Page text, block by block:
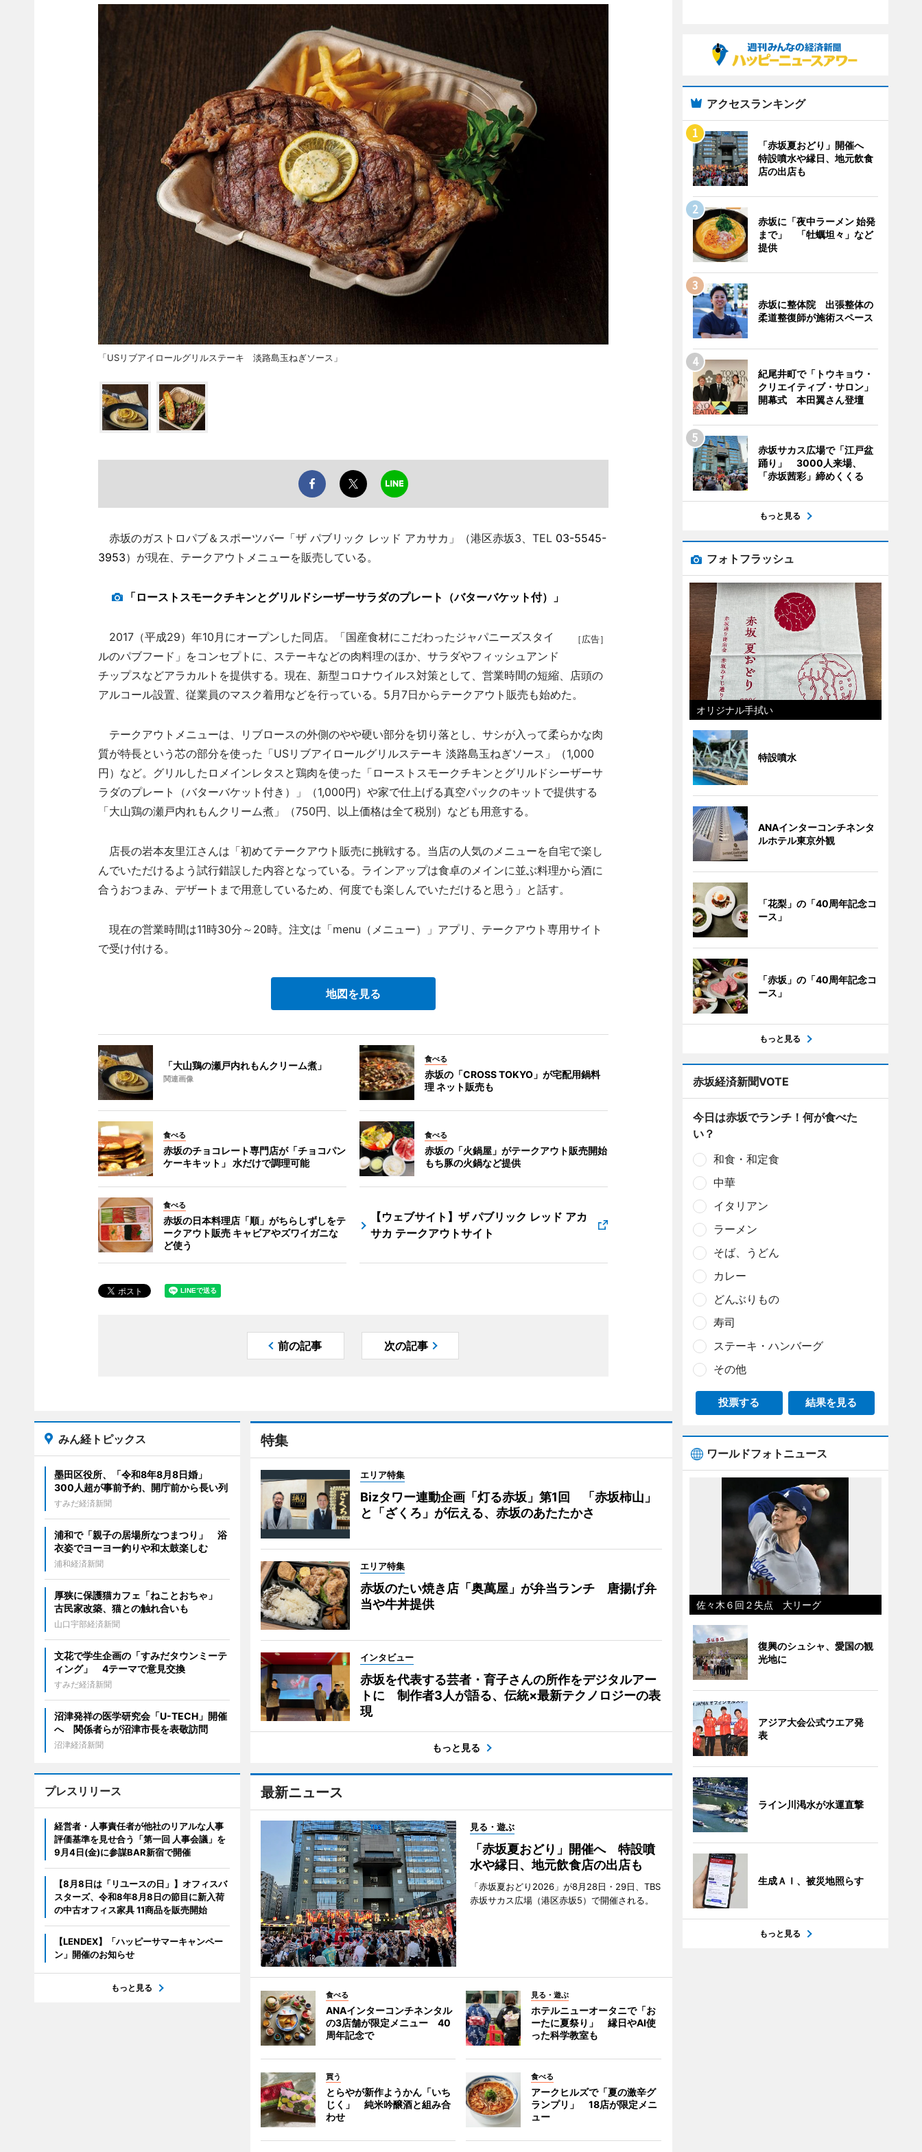
「USリブアイロールグリルステーキ 淡路島玉ねぎソース」
赤坂のガストロパブ＆スポーツバー「ザ パブリック レッド アカサカ」（港区赤坂3、TEL 03-5545-
3953）が現在、テークアウトメニューを販売している。
「ローストスモークチキンとグリルドシーザーサラダのプレート（バターバケット付）」
［広告］
2017（平成29）年10月にオープンした同店。「国産食材にこだわったジャパニーズスタイ
ルのパブフード」をコンセプトに、ステーキなどの肉料理のほか、サラダやフィッシュアンド
チップスなどアラカルトを提供する。現在、新型コロナウイルス対策として、営業時間の短縮、店頭の
アルコール設置、従業員のマスク着用などを行っている。5月7日からテークアウト販売も始めた。
テークアウトメニューは、リブロースの外側のやや硬い部分を切り落とし、サシが入って柔らかな肉
質が特長という芯の部分を使った「USリブアイロールグリルステーキ 淡路島玉ねぎソース」（1,000
円）など。グリルしたロメインレタスと鶏肉を使った「ローストスモークチキンとグリルドシーザーサ
ラダのプレート（バターバケット付き）」（1,000円）や家で仕上げる真空パックのキットで提供する
「大山鶏の瀬戸内れもんクリーム煮」（750円、以上価格は全て税別）なども用意する。
店長の岩本友里江さんは「初めてテークアウト販売に挑戦する。当店の人気のメニューを自宅で楽し
んでいただけるよう試行錯誤した内容となっている。ラインアップは食卓のメインに並ぶ料理から酒に
合うおつまみ、デザートまで用意しているため、何度でも楽しんでいただけると思う」と話す。
現在の営業時間は11時30分～20時。注文は「menu（メニュー）」アプリ、テークアウト専用サイト
で受け付ける。
地図を見る
「大山鶏の瀬戸内れもんクリーム煮」
関連画像
食べる
赤坂の「CROSS TOKYO」が宅配用鍋料
理 ネット販売も
食べる
赤坂のチョコレート専門店が「チョコパン
ケーキキット」 水だけで調理可能
食べる
赤坂の「火鍋屋」がテークアウト販売開始
もち豚の火鍋など提供
食べる
赤坂の日本料理店「順」がちらしずしをテ
ークアウト販売 キャビアやズワイガニな
ど使う
【ウェブサイト】ザ パブリック レッド アカ
サカ テークアウトサイト
前の記事 次の記事
特集
エリア特集
Bizタワー連動企画「灯る赤坂」第1回 「赤坂柿山」
と「ざくろ」が伝える、赤坂のあたたかさ
エリア特集
赤坂のたい焼き店「奥萬屋」が弁当ランチ 唐揚げ弁
当や牛丼提供
インタビュー
赤坂を代表する芸者・育子さんの所作をデジタルアー
トに 制作者3人が語る、伝統×最新テクノロジーの表
現
もっと見る
最新ニュース
見る・遊ぶ
「赤坂夏おどり」開催へ 特設噴
水や縁日、地元飲食店の出店も
「赤坂夏おどり2026」が8月28日・29日、TBS
赤坂サカス広場（港区赤坂5）で開催される。
食べる
ANAインターコンチネンタル
の3店舗が限定メニュー 40
周年記念で
見る・遊ぶ
ホテルニューオータニで「お
ーたに夏祭り」 縁日やAI使
った科学教室も
買う
とらやが新作ようかん「いち
じく」 純米吟醸酒と組み合
わせ
食べる
アークヒルズで「夏の激辛グ
ランプリ」 18店が限定メニ
ュー
みん経トピックス
墨田区役所、「令和8年8月8日婚」
300人超が事前予約、開庁前から長い列
すみだ経済新聞
浦和で「親子の居場所なつまつり」 浴
衣姿でヨーヨー釣りや和太鼓楽しむ
浦和経済新聞
厚狭に保護猫カフェ「ねことおちゃ」
古民家改築、猫との触れ合いも
山口宇部経済新聞
文花で学生企画の「すみだタウンミーテ
ィング」 4テーマで意見交換
すみだ経済新聞
沼津発祥の医学研究会「U-TECH」開催
へ 関係者らが沼津市長を表敬訪問
沼津経済新聞
プレスリリース
経営者・人事責任者が他社のリアルな人事
評価基準を見せ合う「第一回 人事会議」を
9月4日(金)に参謀BAR新宿で開催
【8月8日は「リユースの日」】オフィスバ
スターズ、令和8年8月8日の節目に新入荷
の中古オフィス家具 11商品を販売開始
【LENDEX】「ハッピーサマーキャンペー
ン」開催のお知らせ
もっと見る
アクセスランキング
「赤坂夏おどり」開催へ
特設噴水や縁日、地元飲食
店の出店も
赤坂に「夜中ラーメン 始発
まで」 「牡蠣坦々」など
提供
赤坂に整体院 出張整体の
柔道整復師が施術スペース
紀尾井町で「トウキョウ・
クリエイティブ・サロン」
開幕式 本田翼さん登壇
赤坂サカス広場で「江戸盆
踊り」 3000人来場、
「赤坂茜彩」締めくくる
もっと見る
フォトフラッシュ
オリジナル手拭い
特設噴水
ANAインターコンチネンタ
ルホテル東京外観
「花梨」の「40周年記念コ
ース」
「赤坂」の「40周年記念コ
ース」
もっと見る
赤坂経済新聞VOTE
今日は赤坂でランチ！何が食べた
い？
和食・和定食
中華
イタリアン
ラーメン
そば、うどん
カレー
どんぶりもの
寿司
ステーキ・ハンバーグ
その他
投票する 結果を見る
ワールドフォトニュース
佐々木６回２失点 大リーグ
復興のシュシャ、愛国の観
光地に
アジア大会公式ウエア発
表
ライン川渇水が水運直撃
生成ＡＩ、被災地照らす
もっと見る